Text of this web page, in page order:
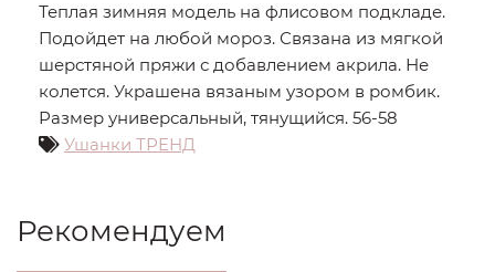
Теплая зимняя модель на флисовом подкладе.
Подойдет на любой мороз. Связана из мягкой
шерстяной пряжи с добавлением акрила. Не
колется. Украшена вязаным узором в ромбик.
Размер универсальный, тянущийся. 56-58
Ушанки ТРЕНД
Рекомендуем